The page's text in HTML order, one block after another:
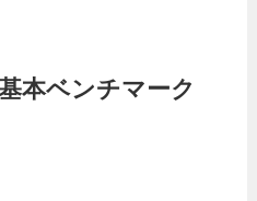
本ベンチマーク